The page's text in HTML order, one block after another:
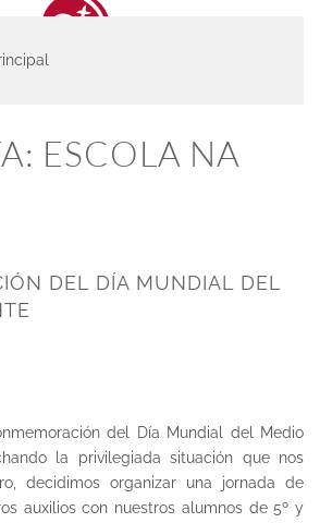
ESCOLA NA
DEL DÍA MUNDIAL DEL
del Día Mundial del Medio
la privilegiada situación que nos
decidimos organizar una jornada de
auxilios con nuestros alumnos de 5º y